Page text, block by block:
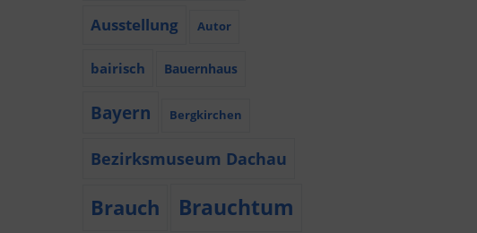
Ausstellung Autor
bairisch Bauernhaus
Bayern Bergkirchen
Bezirksmuseum Dachau
Brauch Brauchtum